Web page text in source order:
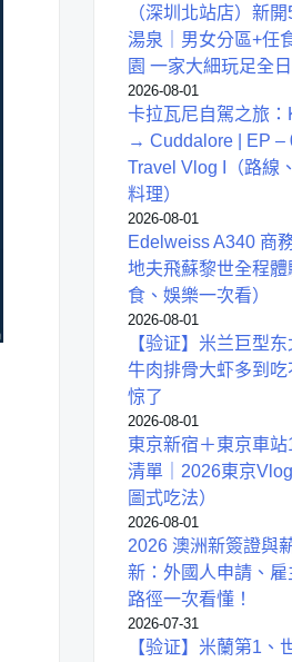
（深圳北站店）新
湯泉｜男女分區+任
園 一家大細玩足全日
2026-08-01
卡拉瓦尼自駕之旅
→ Cuddalore | EP –
Travel Vlog I（路線
料理）
2026-08-01
Edelweiss A340 商
地夫飛蘇黎世全程
食、娛樂一次看）
2026-08-01
【验证】米兰巨型
牛肉排骨大虾多到
惊了
2026-08-01
東京新宿＋東京車
清單｜2026東京
圖式吃法）
2026-08-01
2026 澳洲新簽證與
新：外國人申請、
路徑一次看懂！
2026-07-31
【验证】米蘭第1、